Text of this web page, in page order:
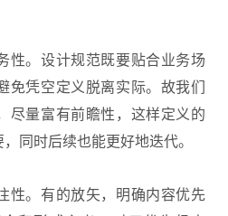
性。设计规范既要贴合业务场
免凭空定义脱离实际。故我们
尽量富有前瞻性，这样定义的
同时后续也能更好地迭代。
性。有的放矢，明确内容优先